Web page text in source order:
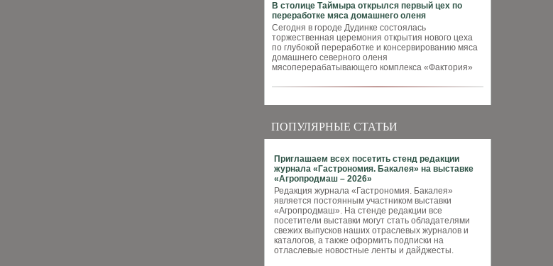
В столице Таймыра открылся первый цех по
переработке мяса домашнего оленя
Сегодня в городе Дудинке состоялась
торжественная церемония открытия нового цеха
по глубокой переработке и консервированию мяса
домашнего северного оленя
мясоперерабатывающего комплекса «Фактория»
ПОПУЛЯРНЫЕ СТАТЬИ
Приглашаем всех посетить стенд редакции
журнала «Гастрономия. Бакалея» на выставке
«Агропродмаш – 2026»
Редакция журнала «Гастрономия. Бакалея»
является постоянным участником выставки
«Агропродмаш». На стенде редакции все
посетители выставки могут стать обладателями
свежих выпусков наших отраслевых журналов и
каталогов, а также оформить подписки на
отласлевые новостные ленты и дайджесты.